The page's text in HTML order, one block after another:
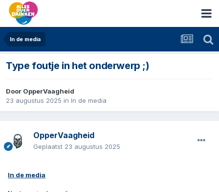
In de media
Type foutje in het onderwerp ;)
Door OpperVaagheid
23 augustus 2025 in In de media
OpperVaagheid
Geplaatst 23 augustus 2025
In de media